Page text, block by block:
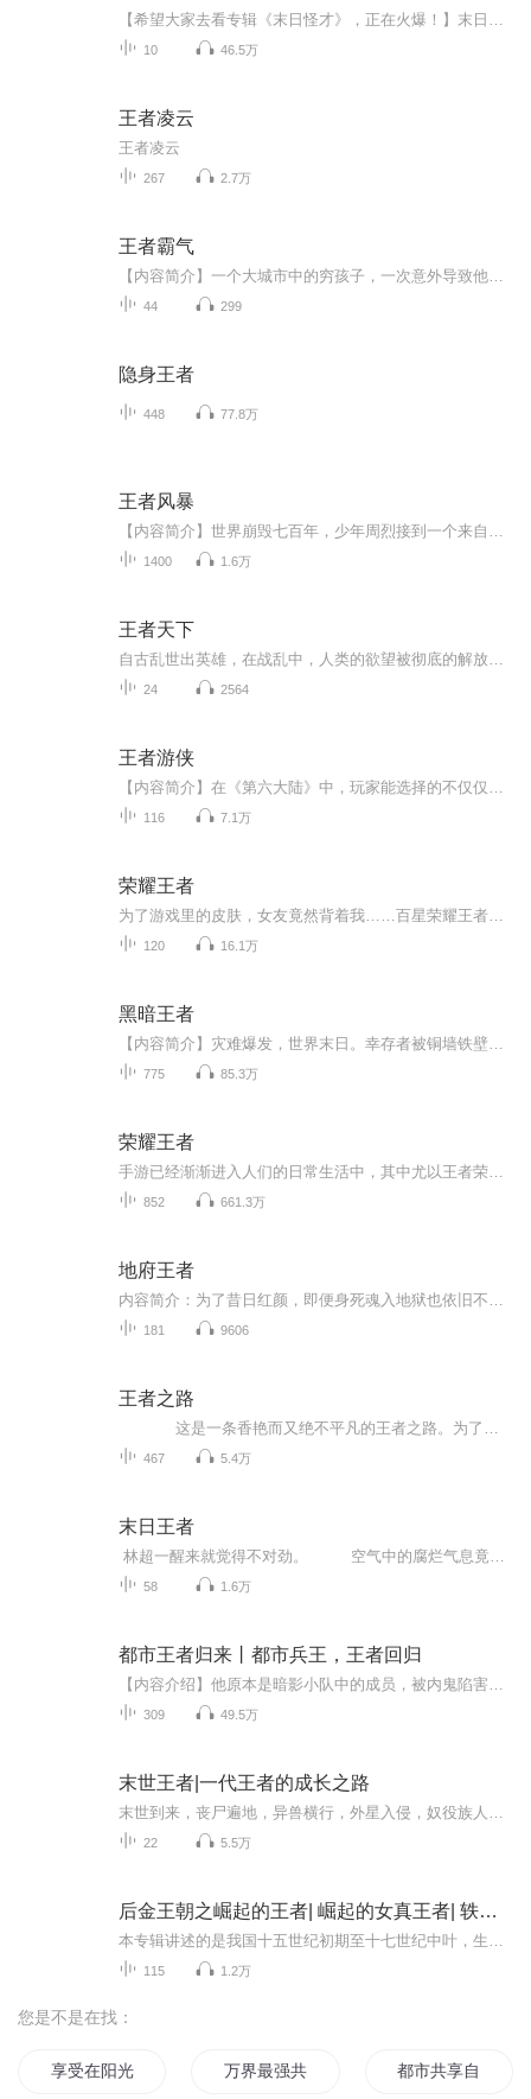
10 46.5万
王者凌云
王者凌云
267 2.7万
王者霸气
44 299
隐身王者
448 77.8万
王者风暴
1400 1.6万
王者天下
24 2564
王者游侠
116 7.1万
荣耀王者
120 16.1万
黑暗王者
775 85.3万
荣耀王者
852 661.3万
地府王者
181 9606
王者之路
467 5.4万
末日王者
58 1.6万
都市王者归来丨都市兵王，王者回归
309 49.5万
末世王者|一代王者的成长之路
22 5.5万
后金王朝之崛起的王者| 崛起的女真王者| 轶隆演播
115 1.2万
您是不是在找：
享受在阳光下 万界最强共享系统 都市共享自己修仙